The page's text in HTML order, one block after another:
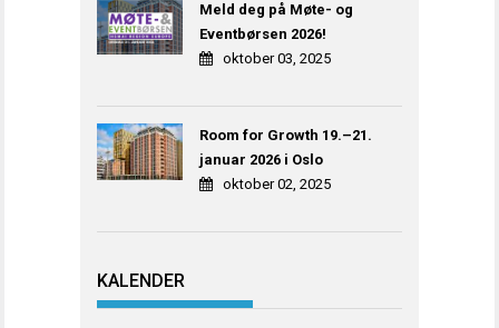
Meld deg på Møte- og
Eventbørsen 2026!
oktober 03, 2025
Room for Growth 19.–21.
januar 2026 i Oslo
oktober 02, 2025
KALENDER